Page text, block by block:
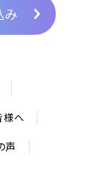
み
様へ
声